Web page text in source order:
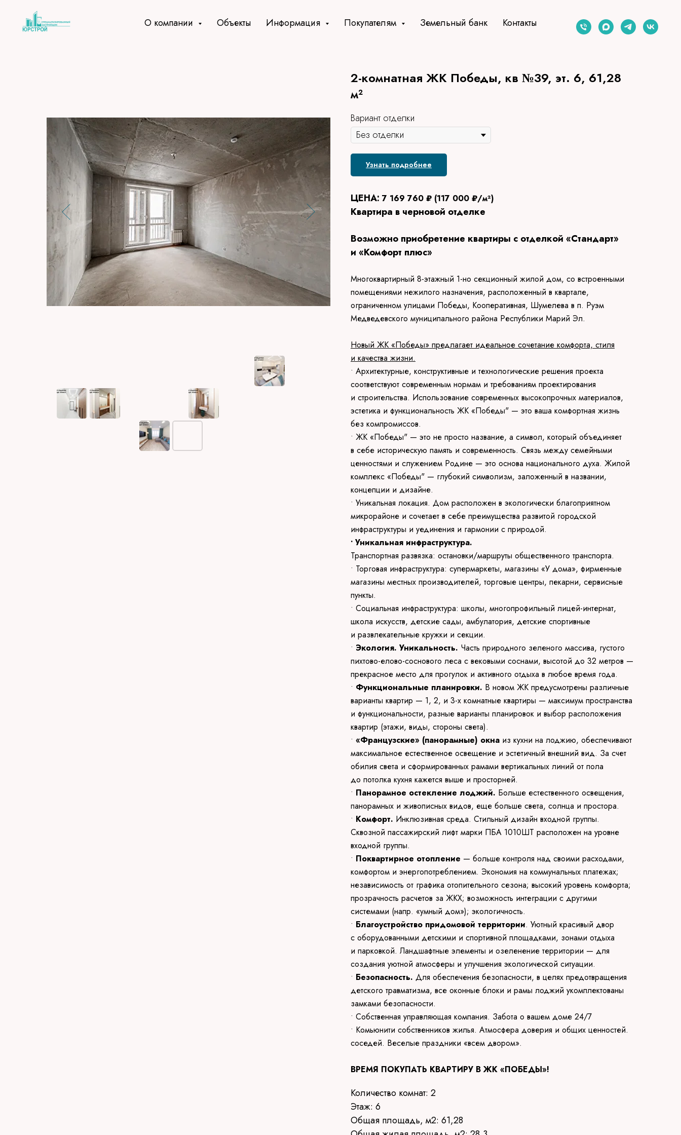
О компании Объекты Информация Покупателям Земельный банк Контакты
2-комнатная ЖК Победы, кв №39, эт. 6, 61,28
м²
Вариант отделки
Узнать подробнее
ЦЕНА: 7 169 760 ₽ (⁨117 000 ₽⁩/⁨м²)
Квартира в черновой отделке
Возможно приобретение квартиры с отделкой «Стандарт»
и «Комфорт плюс»
Многоквартирный 8-этажный 1-но секционный жилой дом, со встроенными
помещениями нежилого назначения, расположенный в квартале,
ограниченном улицами Победы, Кооперативная, Шумелева в п. Руэм
Медведевского муниципального района Республики Марий Эл.
Новый ЖК «Победы» предлагает идеальное сочетание комфорта, стиля
и качества жизни.
• Архитектурные, конструктивные и технологические решения проекта
соответствуют современным нормам и требованиям проектирования
и строительства. Использование современных высокопрочных материалов,
эстетика и функциональность ЖК «Победы" — это ваша комфортная жизнь
без компромиссов.
• ЖК «Победы" — это не просто название, а символ, который объединяет
в себе историческую память и современность. Связь между семейными
ценностями и служением Родине — это основа национального духа. Жилой
комплекс «Победы" — глубокий символизм, заложенный в названии,
концепции и дизайне.
• Уникальная локация. Дом расположен в экологически благоприятном
микрорайоне и сочетает в себе преимущества развитой городской
инфраструктуры и уединения и гармонии с природой.
• Уникальная инфраструктура.
Транспортная развязка: остановки/маршруты общественного транспорта.
• Торговая инфраструктура: супермаркеты, магазины «У дома», фирменные
магазины местных производителей, торговые центры, пекарни, сервисные
пункты.
• Социальная инфраструктура: школы, многопрофильный лицей-интернат,
школа искусств, детские сады, амбулатория, детские спортивные
и развлекательные кружки и секции.
• Экология. Уникальность. Часть природного зеленого массива, густого
пихтово-елово-соснового леса с вековыми соснами, высотой до 32 метров —
прекрасное место для прогулок и активного отдыха в любое время года.
• Функциональные планировки. В новом ЖК предусмотрены различные
варианты квартир — 1, 2, и 3-х комнатные квартиры — максимум пространства
и функциональности, разные варианты планировок и выбор расположения
квартир (этажи, виды, стороны света).
• «Французские» (панорамные) окна из кухни на лоджию, обеспечивают
максимальное естественное освещение и эстетичный внешний вид. За счет
обилия света и сформированных рамами вертикальных линий от пола
до потолка кухня кажется выше и просторней.
• Панорамное остекление лоджий. Больше естественного освещения,
панорамных и живописных видов, еще больше света, солнца и простора.
• Комфорт. Инклюзивная среда. Стильный дизайн входной группы.
Сквозной пассажирский лифт марки ПБА 1010ШТ расположен на уровне
входной группы.
• Поквартирное отопление — больше контроля над своими расходами,
комфортом и энергопотреблением. Экономия на коммунальных платежах;
независимость от графика отопительного сезона; высокий уровень комфорта;
прозрачность расчетов за ЖКХ; возможность интеграции с другими
системами (напр. «умный дом»); экологичность.
• Благоустройство придомовой территории. Уютный красивый двор
с оборудованными детскими и спортивной площадками, зонами отдыха
и парковкой. Ландшафтные элементы и озеленение территории — для
создания уютной атмосферы и улучшения экологической ситуации.
• Безопасность. Для обеспечения безопасности, в целях предотвращения
детского травматизма, все оконные блоки и рамы лоджий укомплектованы
замками безопасности.
• Собственная управляющая компания. Забота о вашем доме 24/7
• Комьюнити собственников жилья. Атмосфера доверия и общих ценностей.
соседей. Веселые праздники «всем двором».
ВРЕМЯ ПОКУПАТЬ КВАРТИРУ В ЖК «ПОБЕДЫ»!
Количество комнат: 2
Этаж: 6
Общая площадь, м2: 61,28